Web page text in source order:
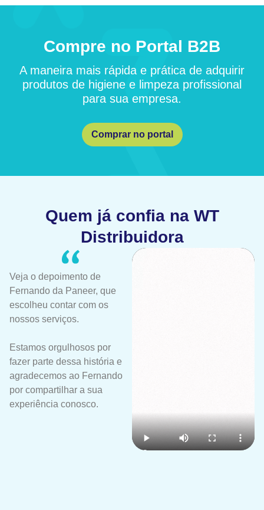
Compre no Portal B2B
A maneira mais rápida e prática de adquirir
produtos de higiene e limpeza profissional
para sua empresa.
Comprar no portal
Quem já confia na WT
Distribuidora
Veja o depoimento de
Fernando da Paneer, que
escolheu contar com os
nossos serviços.
Estamos orgulhosos por
fazer parte dessa história e
agradecemos ao Fernando
por compartilhar a sua
experiência conosco.